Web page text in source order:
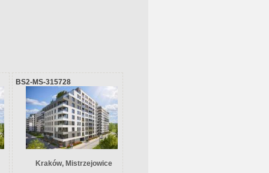
BS2-MS-315728
Kraków, Mistrzejowice